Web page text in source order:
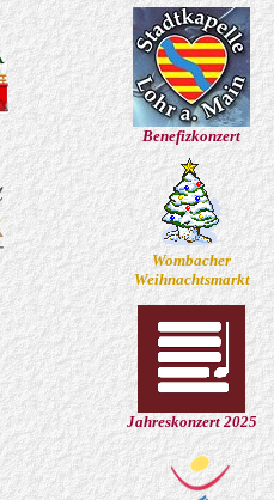
Benefizkonzert
Wombacher
Weihnachtsmarkt
Jahreskonzert 2025